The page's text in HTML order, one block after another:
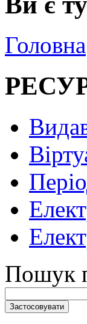
Головна
Пошук